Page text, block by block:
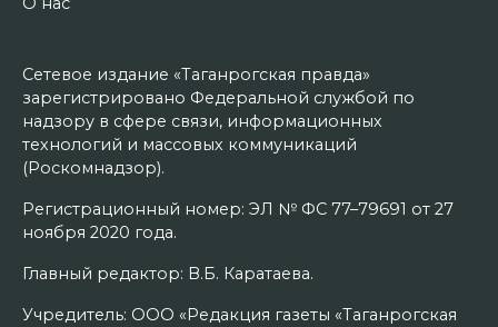
Сетевое издание «Таганрогская правда»
зарегистрировано Федеральной службой по
надзору в сфере связи, информационных
технологий и массовых коммуникаций
(Роскомнадзор).
Регистрационный номер: ЭЛ № ФС 77–79691 от 27
ноября 2020 года.
Главный редактор: В.Б. Каратаева.
Учредитель: ООО «Редакция газеты «Таганрогская